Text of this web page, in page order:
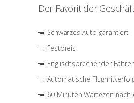
Der Favorit der
Schwarzes Auto garantiert
Festpreis
Englischsprechender Fahrer
Automatische
60 Minuten Wartezeit nach